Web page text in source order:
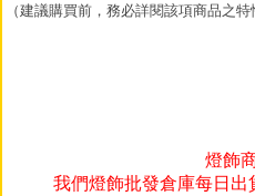
（建議購買前，務必詳閱該項商品之
燈飾
我們燈飾批發倉庫每日